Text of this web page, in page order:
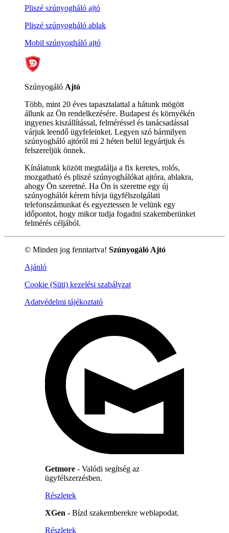
Pliszé szúnyogháló ajtó
Pliszé szúnyogháló ablak
Mobil szúnyogháló ajtó
Szúnyogáló Ajtó
Több, mint 20 éves tapasztalattal a hátunk mögött
állunk az Ön rendelkezésére. Budapest és környékén
ingyenes kiszállítással, felméréssel és tanácsadással
várjuk leendő ügyfeleinket. Legyen szó bármilyen
szúnyogháló ajtóról mi 2 héten belül legyártjuk és
felszereljük önnek.
Kínálatunk között megtalálja a fix keretes, rolós,
mozgatható és pliszé szúnyoghálókat ajtóra, ablakra,
ahogy Ön szeretné. Ha Ön is szeretne egy új
szúnyoghálót kérem hívja ügyfélszolgálati
telefonszámunkat és egyeztessen le velünk egy
időpontot, hogy mikor tudja fogadni szakemberünket
felmérés céljából.
© Minden jog fenntartva! Szúnyogáló Ajtó
Ajánló
Cookie (Süti) kezelési szabályzat
Adatvédelmi tájékoztató
Getmore - Valódi segítség az
ügyfélszerzésben.
Részletek
XGen - Bízd szakemberekre weblapodat.
Részletek